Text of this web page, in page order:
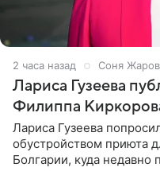
2 часа назад Соня
Лариса Гузеева
Филиппа
Лариса Гузеева
обустройством приюта
Болгарии, куда недавно